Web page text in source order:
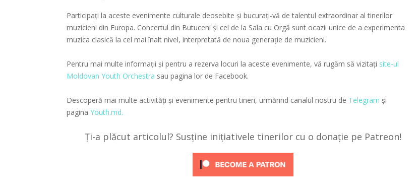
Participați la aceste evenimente culturale deosebite și bucurați-vă de talentul extraordinar al tinerilor
muzicieni din Europa. Concertul din Butuceni și cel de la Sala cu Orgă sunt ocazii unice de a experimenta
muzica clasică la cel mai înalt nivel, interpretată de noua generație de muzicieni.
Pentru mai multe informații și pentru a rezerva locuri la aceste evenimente, vă rugăm să vizitați site-ul
Moldovan Youth Orchestra sau pagina lor de Facebook.
Descoperă mai multe activități și evenimente pentru tineri, urmărind canalul nostru de Telegram și
pagina Youth.md.
Ți-a plăcut articolul? Susține inițiativele tinerilor cu o donație pe Patreon!